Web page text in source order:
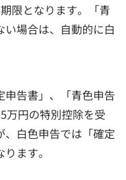
限となります。「青
場合は、自動的に白
申告書」、「青色申告
万円の特別控除を受
、白色申告では「確定
ます。